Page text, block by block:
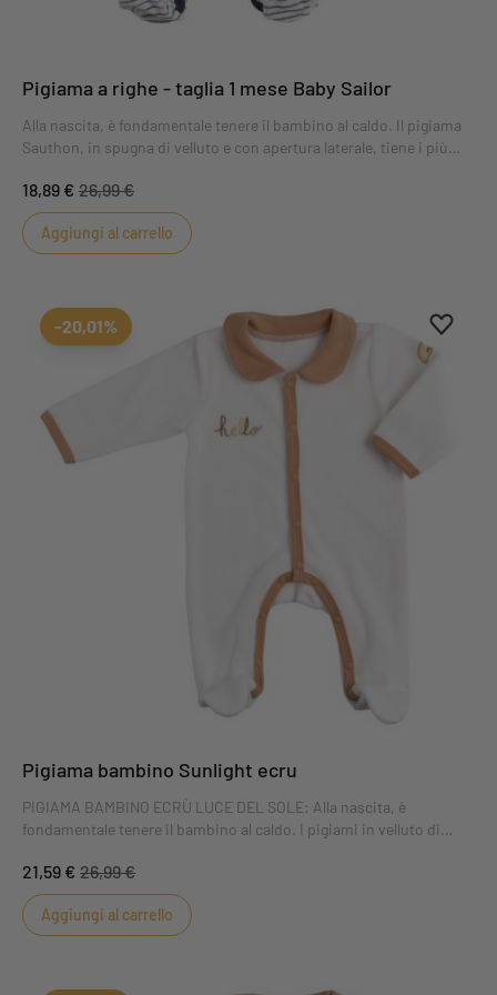
Pigiama a righe - taglia 1 mese Baby Sailor
Alla nascita, è fondamentale tenere il bambino al caldo. Il pigiama
Sauthon, in spugna di velluto e con apertura laterale, tiene i più
conquisterà con le sue righe leggere in stile marinaro e i colori del
mare.
18,89 € 26,99 €
Aggiungi al carrello
-20,01%
Pigiama bambino Sunlight ecru
PIGIAMA BAMBINO ECRÙ LUCE DEL SOLE: Alla nascita, è
fondamentale tenere il bambino al caldo. I pigiami in velluto di
neonato Sunlight ecru vi conquisterà con il suo colore ecru e le sue
finiture color ocra.
21,59 € 26,99 €
Aggiungi al carrello